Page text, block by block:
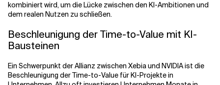
kombiniert wird, um die Lücke zwischen den KI-Ambitionen und
dem realen Nutzen zu schließen.
Beschleunigung der Time-to-Value mit KI-
Bausteinen
Ein Schwerpunkt der Allianz zwischen Xebia und NVIDIA ist die
Beschleunigung der Time-to-Value für KI-Projekte in